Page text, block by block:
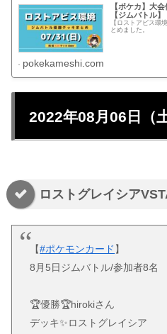
【ポケカ】大
【ジムバトル】
【ロストアビス環
とめました。
pokekameshi.com
2022年08月06日（
ロストグレイシア
【#ポケモンカード 】
8月5日ジムバトル/参加者8名
🏆優勝🏆hirokiさん
デッキ✨ロストグレイシア